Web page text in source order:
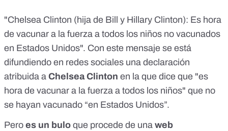
"Chelsea Clinton (hija de Bill y Hillary Clinton): Es hora
de vacunar a la fuerza a todos los niños no vacunados
en Estados Unidos". Con este mensaje se está
difundiendo en redes sociales una declaración
atribuida a Chelsea Clinton en la que dice que "es
hora de vacunar a la fuerza a todos los niños" que no
se hayan vacunado “en Estados Unidos”.
Pero es un bulo que procede de una web